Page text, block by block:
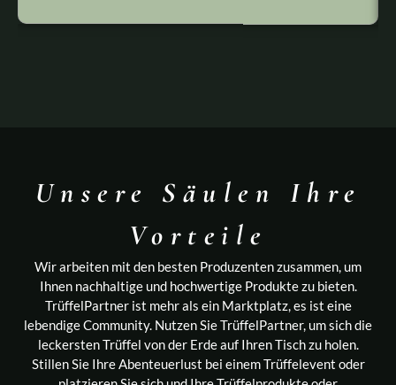
Unsere Säulen Ihre
Vorteile​
Wir arbeiten mit den besten Produzenten zusammen, um
Ihnen nachhaltige und hochwertige Produkte zu bieten.
TrüffelPartner ist mehr als ein Marktplatz, es ist eine
lebendige Community. Nutzen Sie TrüffelPartner, um sich die
leckersten Trüffel von der Erde auf Ihren Tisch zu holen.
Stillen Sie Ihre Abenteuerlust bei einem Trüffelevent oder